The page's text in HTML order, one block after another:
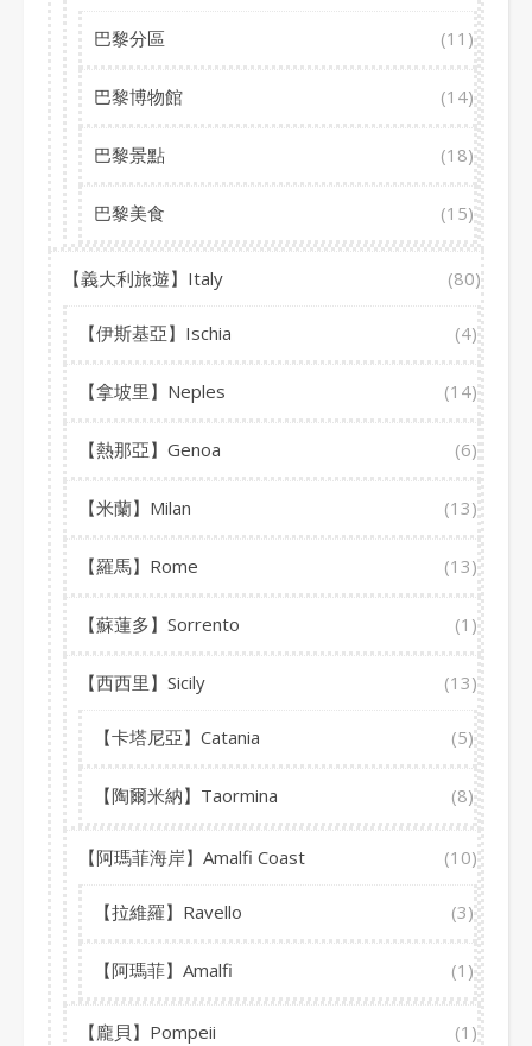
巴黎分區 (11)
巴黎博物館 (14)
巴黎景點 (18)
巴黎美食 (15)
【義大利旅遊】Italy (80)
【伊斯基亞】Ischia (4)
【拿坡里】Neples (14)
【熱那亞】Genoa (6)
【米蘭】Milan (13)
【羅馬】Rome (13)
【蘇蓮多】Sorrento (1)
【西西里】Sicily (13)
【卡塔尼亞】Catania (5)
【陶爾米納】Taormina (8)
【阿瑪菲海岸】Amalfi Coast (10)
【拉維羅】Ravello (3)
【阿瑪菲】Amalfi (1)
【龐貝】Pompeii (1)